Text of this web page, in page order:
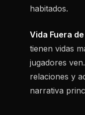
habitados.
Vida Fuera
tienen vidas
jugadores
relaciones y
narrativa